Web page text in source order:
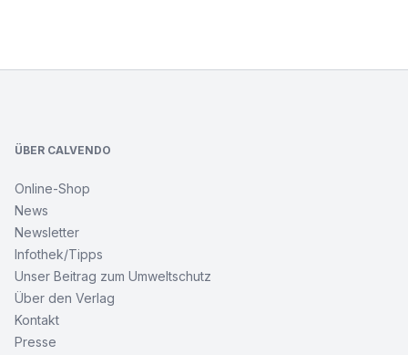
ÜBER CALVENDO
Online-Shop
News
Newsletter
Infothek/Tipps
Unser Beitrag zum Umweltschutz
Über den Verlag
Kontakt
Presse